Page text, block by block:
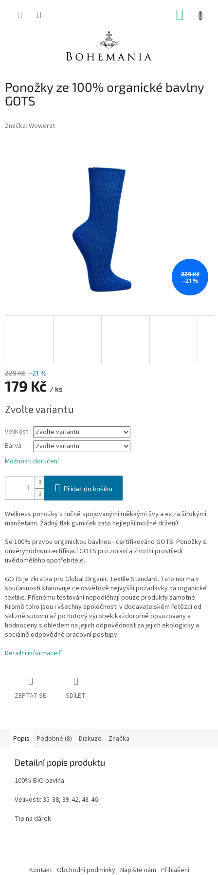
Ponožky ze 100% organické bavlny
GOTS
Značka: Wowerat
229 Kč
–21 %
229 Kč –21 %
179 Kč / ks
cena:
Zvolte variantu
Velikost
Barva
Možnosti doručení
Přidat do košíku
Wellness ponožky s ručně spojovanými měkkými švy a extra širokými
manžetami. Žádný tlak gumiček zato nejlepší možné držení!
Se 100% pravou organickou bavlnou - certifikováno GOTS. Ponožky s
důvěryhodnou certifikací GOTS pro zdraví a životní prostředí
uvědomělého spotřebitele.
GOTS je zkratka pro Global Organic Textile Standard. Tato norma v
současnosti stanovuje celosvětově nejvyšší požadavky na organické
textilie. Přísnému testování nepodléhají pouze produkty samotné.
Kromě toho jsou i všechny společnosti v dodavatelském řetězci od
sklizně surovin až po hotový výrobek každorořně posuzovány a
hodnoceny s ohledem na jejich odpovědnost za jejich ekologicky a
sociálně odpovědné pracovní postupy.
Detailní informace
ZEPTAT SE SDÍLET
Popis Podobné (8) Diskuze Značka
Detailní popis produktu
100% BIO bavlna
Velikosti: 35-38, 39-42, 43-46
Tip na dárek.
Kontakt Obchodní podmínky Napište nám Přihlášení